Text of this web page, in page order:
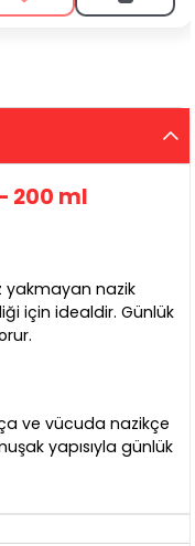
200 ml
yakmayan nazik
için idealdir. Günlük
ve vücuda nazikçe
yapısıyla günlük